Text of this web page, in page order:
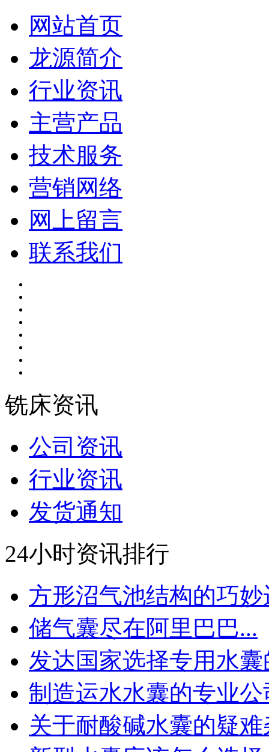
网站首页
龙源简介
行业资讯
主营产品
技术服务
营销网络
网上留言
联系我们
铣床资讯
公司资讯
行业资讯
发货通知
24小时资讯排行
方形沼气池结构的巧妙
储气囊尽在阿里巴巴...
发达国家选择专用水囊
制造运水水囊的专业公
关于耐酸碱水囊的疑难